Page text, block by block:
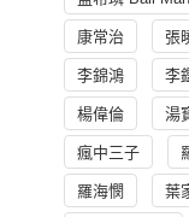
康常治 張
李錦鴻 李
楊偉倫 湯
瘋中三子
羅海憫 葉